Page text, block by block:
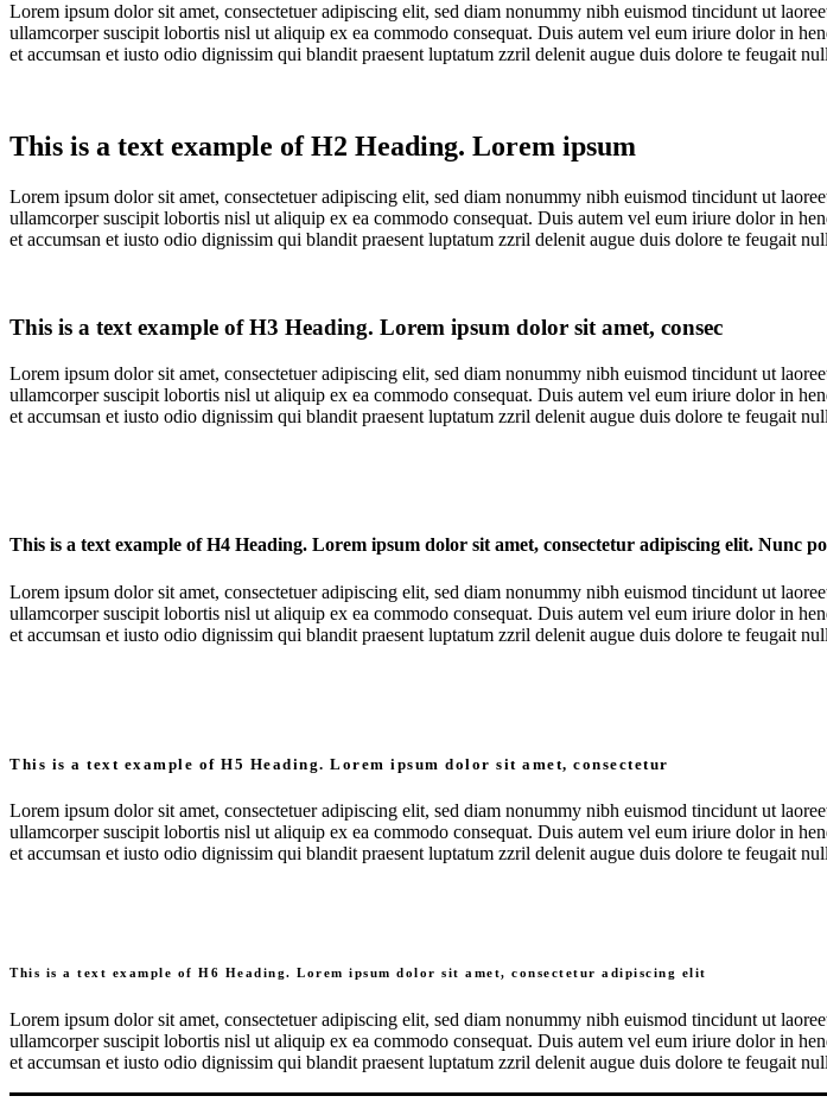
Lorem ipsum dolor sit amet, consectetuer adipiscing elit, sed diam nonummy nibh euismod tincidunt ut
ullamcorper suscipit lobortis nisl ut aliquip ex ea commodo consequat. Duis autem vel eum iriure dolor in
et accumsan et iusto odio dignissim qui blandit praesent luptatum zzril delenit augue duis dolore te feugait
This is a text example of H2 Heading. Lorem ipsum
Lorem ipsum dolor sit amet, consectetuer adipiscing elit, sed diam nonummy nibh euismod tincidunt ut
ullamcorper suscipit lobortis nisl ut aliquip ex ea commodo consequat. Duis autem vel eum iriure dolor in
et accumsan et iusto odio dignissim qui blandit praesent luptatum zzril delenit augue duis dolore te feugait
This is a text example of H3 Heading. Lorem ipsum dolor sit amet, consec
Lorem ipsum dolor sit amet, consectetuer adipiscing elit, sed diam nonummy nibh euismod tincidunt ut
ullamcorper suscipit lobortis nisl ut aliquip ex ea commodo consequat. Duis autem vel eum iriure dolor in
et accumsan et iusto odio dignissim qui blandit praesent luptatum zzril delenit augue duis dolore te feugait
This is a text example of H4 Heading. Lorem ipsum dolor sit amet, consectetur adipiscing elit. Nunc
Lorem ipsum dolor sit amet, consectetuer adipiscing elit, sed diam nonummy nibh euismod tincidunt ut
ullamcorper suscipit lobortis nisl ut aliquip ex ea commodo consequat. Duis autem vel eum iriure dolor in
et accumsan et iusto odio dignissim qui blandit praesent luptatum zzril delenit augue duis dolore te feugait
This is a text example of H5 Heading. Lorem ipsum dolor sit amet, consectetur
Lorem ipsum dolor sit amet, consectetuer adipiscing elit, sed diam nonummy nibh euismod tincidunt ut
ullamcorper suscipit lobortis nisl ut aliquip ex ea commodo consequat. Duis autem vel eum iriure dolor in
et accumsan et iusto odio dignissim qui blandit praesent luptatum zzril delenit augue duis dolore te feugait
This is a text example of H6 Heading. Lorem ipsum dolor sit amet, consectetur adipiscing elit
Lorem ipsum dolor sit amet, consectetuer adipiscing elit, sed diam nonummy nibh euismod tincidunt ut
ullamcorper suscipit lobortis nisl ut aliquip ex ea commodo consequat. Duis autem vel eum iriure dolor in
et accumsan et iusto odio dignissim qui blandit praesent luptatum zzril delenit augue duis dolore te feugait